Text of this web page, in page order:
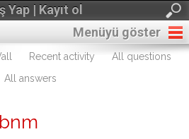
Yap | Kayıt ol
Menüyü göster
Recent activity
All questions
All answers